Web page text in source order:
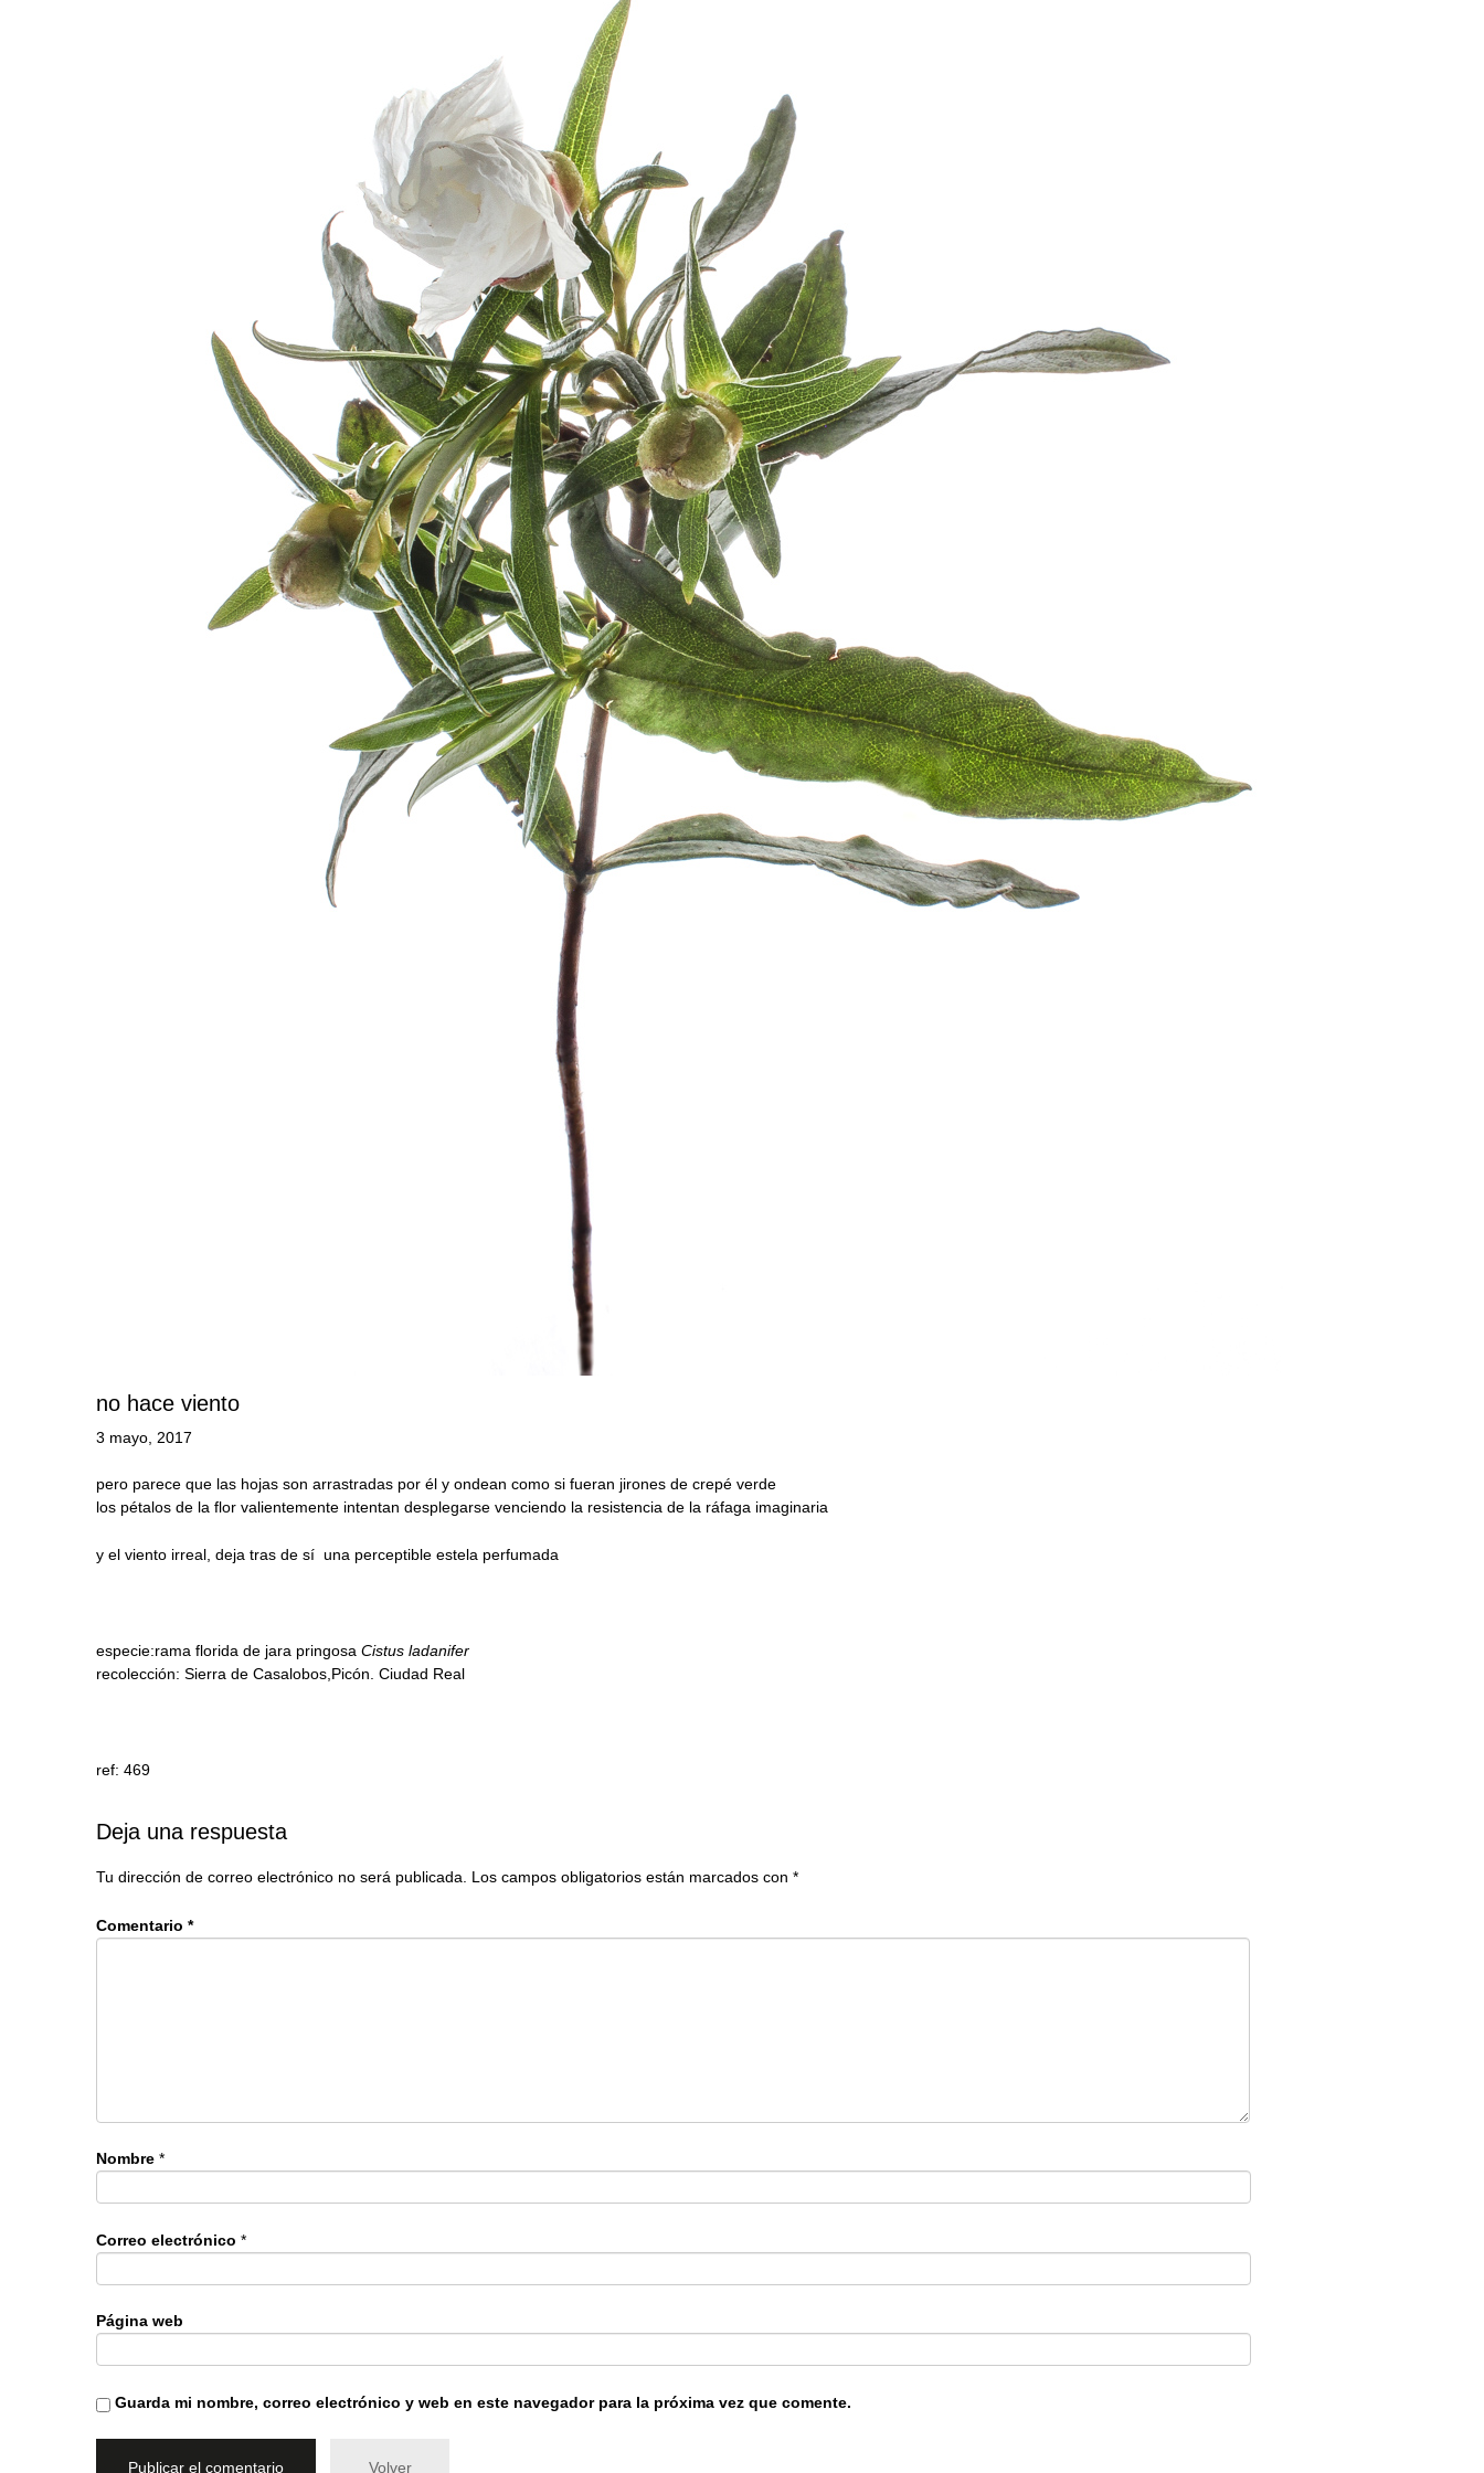
no hace viento
3 mayo, 2017
pero parece que las hojas son arrastradas por él y ondean como si fueran jirones de crepé verde
los pétalos de la flor valientemente intentan desplegarse venciendo la resistencia de la ráfaga imaginaria
y el viento irreal, deja tras de sí una perceptible estela perfumada
especie:rama florida de jara pringosa Cistus ladanifer
recolección: Sierra de Casalobos,Picón. Ciudad Real
ref: 469
Deja una respuesta
Tu dirección de correo electrónico no será publicada. Los campos obligatorios están marcados con *
Comentario *
Nombre *
Correo electrónico *
Página web
Guarda mi nombre, correo electrónico y web en este navegador para la próxima vez que comente.
Volver